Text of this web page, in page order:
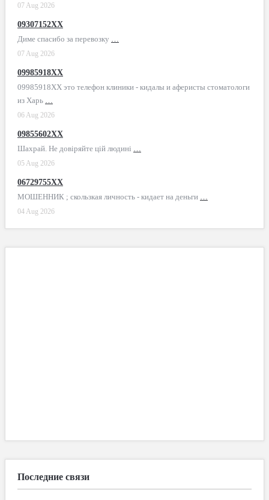
07 Aug 2026
09307152XX
Диме спасибо за перевозку …
07 Aug 2026
09985918XX
09985918XX это телефон клиники - кидалы и аферисты стоматологи
из Харь …
06 Aug 2026
09855602XX
Шахрай. Не довіряйте цій людині …
05 Aug 2026
06729755XX
МОШЕННИК ; скользкая личность - кидает на деньги …
04 Aug 2026
Последние связи